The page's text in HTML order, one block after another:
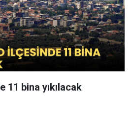
11 bina yıkılacak